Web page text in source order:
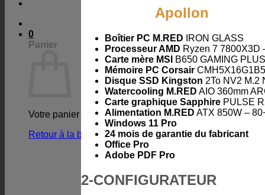
0
Panier
Votre panier est vide.
Retour à la boutique
Apollon
Boîtier PC M.RED IRON GLASS
Processeur AMD Ryzen 7 7800X3D
Carte mère MSI
B650 GAMING
Mémoire PC Corsair
Disque SSD Kingston 2To NV2 M.2
Watercooling M.RED AIO 360mm
Carte graphique SapphirePULSE
Alimentation M.RED ATX 850W –
Windows 11 Pro
24 mois de garantie du fabricant
Office Pro
Adobe PDF Pro
2-CONFIGURATEUR